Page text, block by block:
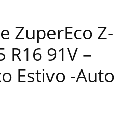
ZuperEco Z-
R16 91V –
Estivo -Auto